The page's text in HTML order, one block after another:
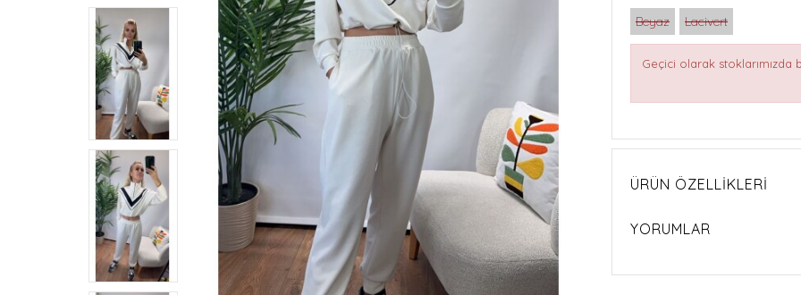
Beyaz Lacivert
Geçici olarak stoklarımızda
ÜRÜN ÖZELLIKLERI
YORUMLAR